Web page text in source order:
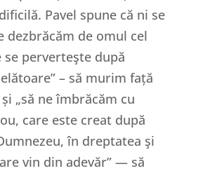
Pavel spune că ni se
dezbrăcăm de omul cel
se perverteşte după
– să murim față
„să ne îmbrăcăm cu
care este creat după
în dreptatea şi
vin din adevăr” — să